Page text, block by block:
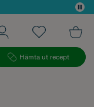
Hämta ut recept